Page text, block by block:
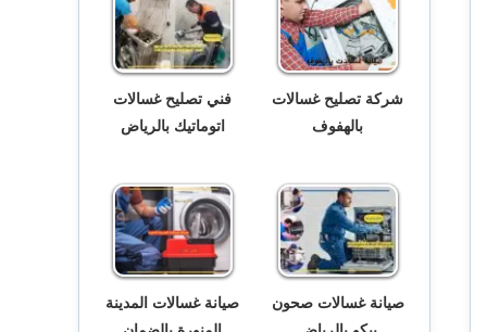
شركة تصليح غسالات
بالهفوف
فني تصليح غسالات
اتوماتيك بالرياض
صيانة غسالات صحون
صيانة غسالات المدينة